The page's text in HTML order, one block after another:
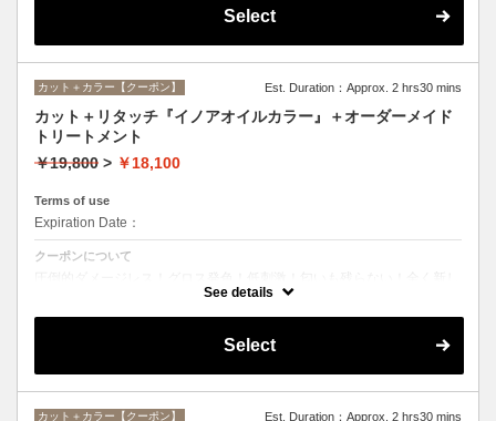
Select
カット＋カラー【クーポン】 Est. Duration：Approx. 2 hrs30 mins
カット＋リタッチ『イノアオイルカラー』＋オーダーメイド
トリートメント
￥19,800 > ￥18,100
Terms of use
Expiration Date：
クーポンについて
い処方のイノアオイルカラーのセットメニュー☆
See details
Select
カット＋カラー【クーポン】 Est. Duration：Approx. 2 hrs30 mins